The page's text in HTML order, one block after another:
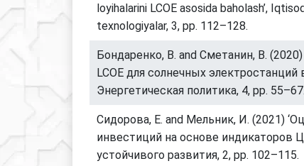
loyihalarini LCOE asosida baholash’,
texnologiyalar, 3, pp. 112–128.
Бондаренко, В. and Сметанин, В. (2020)
LCOE для солнечных электростанций
Энергетическая политика, 4, pp. 55–67.
Сидорова, Е. and Мельник, И. (2021)
инвестиций на основе индикаторов
устойчивого развития, 2, pp. 102–115.